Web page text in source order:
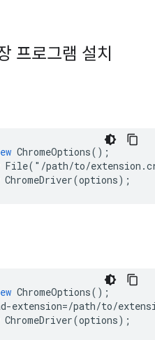
프로그램 설치
ChromeOptions();
File( " /path/to/
ChromeDriver(options);
ChromeOptions();
-extension=/path/to/
ChromeDriver(options);